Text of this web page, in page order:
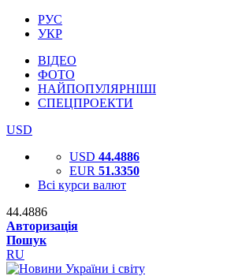
РУС
УКР
ВІДЕО
ФОТО
НАЙПОПУЛЯРНІШІ
СПЕЦПРОЕКТИ
USD
USD 44.4886
EUR 51.3350
Всі курси валют
44.4886
Авторизація
Пошук
RU